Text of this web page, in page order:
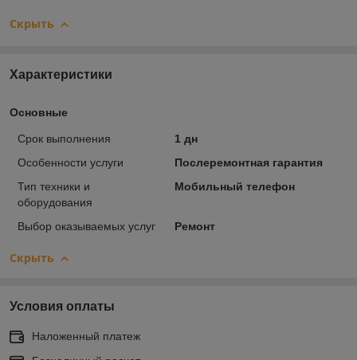
Скрыть
Характеристики
Основные
Срок выполнения
1 дн
Особенности услуги
Послеремонтная гарантия
Тип техники и
оборудования
Мобильный телефон
Выбор оказываемых услуг Ремонт
Скрыть
Условия оплаты
Наложенный платеж